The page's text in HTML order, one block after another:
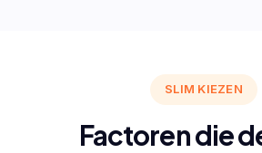
SLIM KIEZEN
Factoren die